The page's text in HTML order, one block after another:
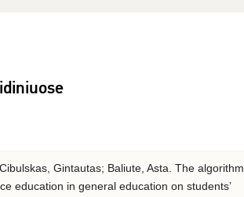
Gintautas; Baliute, Asta. The algorithm
education in general education on students’